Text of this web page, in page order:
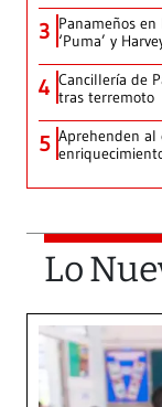
3 Panameños
‘Puma’ y
4 Cancillería de
tras terremoto
5 Aprehenden al
Lo